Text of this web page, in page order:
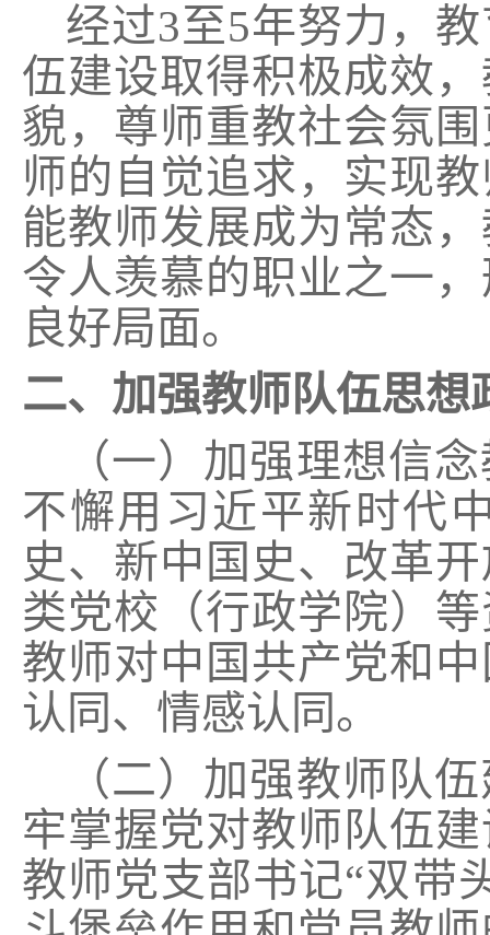
经过3至5年努力，
伍建设取得积极成效
貌，尊师重教社会氛
师的自觉追求，实现
能教师发展成为常态
令人羡慕的职业之一
良好局面。
二、加强教师队伍思想
（一）加强理想信
不懈用习近平新时代
史、新中国史、改革
类党校（行政学院）
教师对中国共产党和
认同、情感认同。
（二）加强教师队
牢掌握党对教师队伍
教师党支部书记“双带